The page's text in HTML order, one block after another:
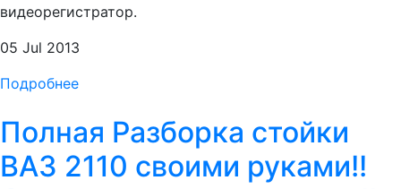
видеорегистратор.
05 Jul 2013
Подробнее
Полная Разборка стойки
ВАЗ 2110 своими руками!!